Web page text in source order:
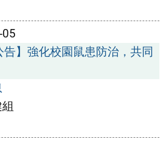
05
告】強化校園鼠患防治，共同